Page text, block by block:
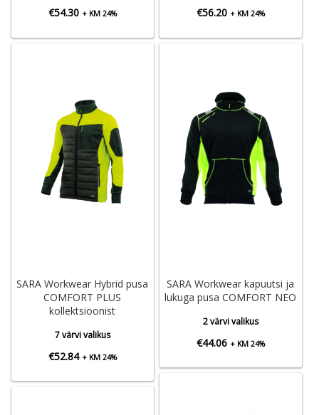
€54.30 + KM 24% €56.20 + KM 24%
SARA Workwear Hybrid pusa
COMFORT PLUS
kollektsioonist
7 värvi valikus
€52.84 + KM 24%
SARA Workwear kapuutsi ja
lukuga pusa COMFORT NEO
2 värvi valikus
€44.06 + KM 24%